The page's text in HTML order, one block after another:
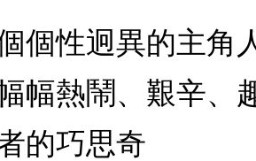
個性迥異的主角
幅熱鬧、艱辛、
的巧思奇